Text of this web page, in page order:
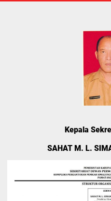
Kepala
SAHAT M. L.